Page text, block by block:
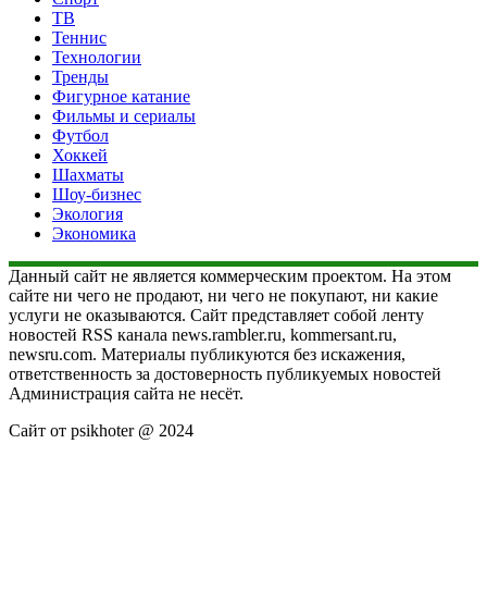
ТВ
Теннис
Технологии
Тренды
Фигурное катание
Фильмы и сериалы
Футбол
Хоккей
Шахматы
Шоу-бизнес
Экология
Экономика
Данный сайт не является коммерческим проектом. На этом
сайте ни чего не продают, ни чего не покупают, ни какие
услуги не оказываются. Сайт представляет собой ленту
новостей RSS канала news.rambler.ru, kommersant.ru,
newsru.com. Материалы публикуются без искажения,
ответственность за достоверность публикуемых новостей
Администрация сайта не несёт.
Сайт от psikhoter @ 2024